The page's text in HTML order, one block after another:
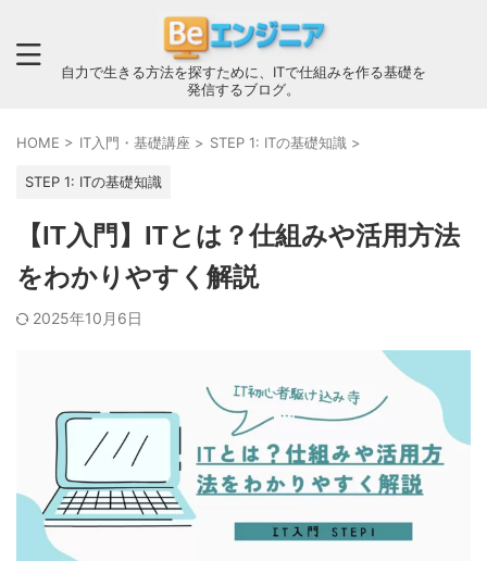
自力で生きる方法を探すために、ITで仕組みを作る基礎を
発信するブログ。
HOME > IT入門・基礎講座 > STEP 1: ITの基礎知識 >
STEP 1: ITの基礎知識
【IT入門】ITとは？仕組みや活用方法
をわかりやすく解説
2025年10月6日